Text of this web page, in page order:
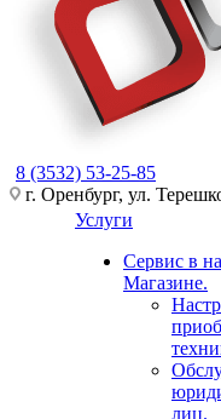
8 (3532) 53-25-85
г. Оренбург, ул.
Услуги
Сервис в
Магазине.
лиц.